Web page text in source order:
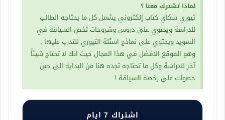
مصطلحات الوزن
وزن الخدمة Tjänstevikt
:سيارة فارغة من
الحمولة بما في ذلك السائق 70 كيلوغرام تقريباً .
الحمولة القصوى Max last
:الحمولة القصوى
المسموح بها وفقاً لشهادة تسجيل السيارة .
لماذا تشترك معنا ؟
تيوري سكاي كتاب إلكتروني يشمل كل ما يحتاجه الطالب
للدراسة ويحتوي على دروس وشروحات تخص السياقة في
السويد ويحتوي على نماذج اسئلة التيوري للتدرب عليها ,
وهو الموقع الافضل في هذا المجال حيث انك لا تحتاج شيئاً
آخر للدراسة وكل ما تحتاجه تجده هنا من البداية الى حين
حصولك على رخصة السياقة !
اشتراك 7 ايام